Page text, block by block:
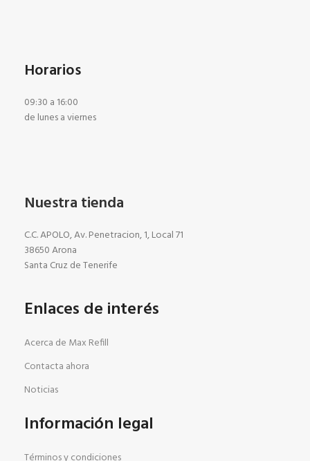
Horarios
09:30 a 16:00
de lunes a viernes
Nuestra tienda
C.C. APOLO, Av. Penetracion, 1, Local 71
38650 Arona
Santa Cruz de Tenerife
Enlaces de interés
Acerca de Max Refill
Contacta ahora
Noticias
Información legal